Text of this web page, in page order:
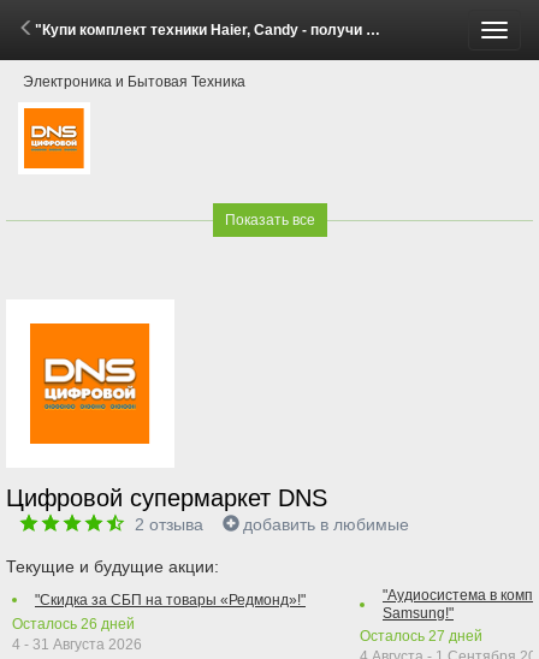
"Купи комплект техники Haier, Candy - получи скидку до 20%!" (27 Мая - 8 Июня 2026)
Электроника и Бытовая Техника
Показать все
Цифровой супермаркет DNS
2 отзыва добавить в любимые
Текущие и будущие акции:
"Скидка за СБП на товары «Редмонд»!"
Осталось 26 дней
4 - 31 Августа 2026
"Аудиосистема в
Samsung!"
Осталось 27 дней